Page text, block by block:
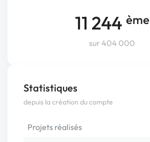
11 244 ème
sur 404 000
Statistiques
depuis la création du compte
Projets réalisés